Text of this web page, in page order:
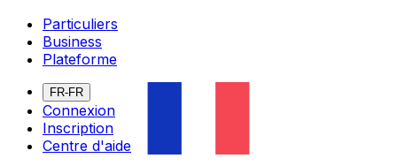
Particuliers
Business
Plateforme
FR-FR
Connexion
Inscription
Centre d'aide